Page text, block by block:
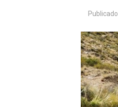
Publicado